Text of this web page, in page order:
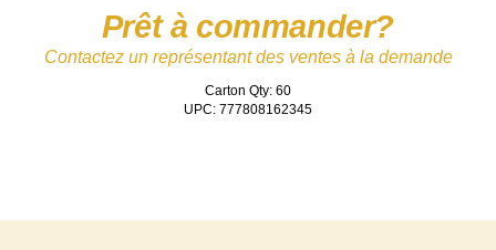
Prêt à commander?
Contactez un représentant des ventes à la demande
Carton Qty: 60
UPC: 777808162345